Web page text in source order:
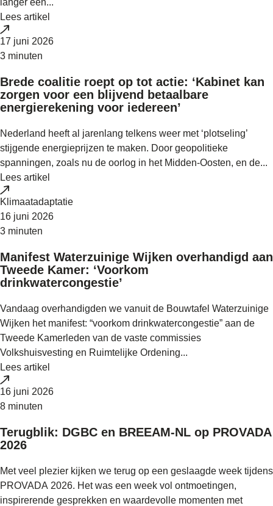
Lees artikel
17 juni 2026
3 minuten
Brede coalitie roept op tot actie: ‘Kabinet kan
zorgen voor een blijvend betaalbare
energierekening voor iedereen’
Nederland heeft al jarenlang telkens weer met ‘plotseling’
stijgende energieprijzen te maken. Door geopolitieke
spanningen, zoals nu de oorlog in het Midden-Oosten, en de...
Lees artikel
Klimaatadaptatie
16 juni 2026
3 minuten
Manifest Waterzuinige Wijken overhandigd aan
Tweede Kamer: ‘Voorkom
drinkwatercongestie’
Vandaag overhandigden we vanuit de Bouwtafel Waterzuinige
Wijken het manifest: “voorkom drinkwatercongestie” aan de
Tweede Kamerleden van de vaste commissies
Volkshuisvesting en Ruimtelijke Ordening...
Lees artikel
16 juni 2026
8 minuten
Terugblik: DGBC en BREEAM-NL op PROVADA
2026
Met veel plezier kijken we terug op een geslaagde week tijdens
PROVADA 2026. Het was een week vol ontmoetingen,
inspirerende gesprekken en waardevolle momenten met